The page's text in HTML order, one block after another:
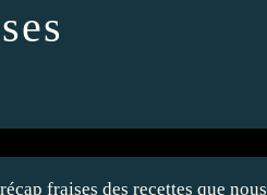
fraises des recettes que nous